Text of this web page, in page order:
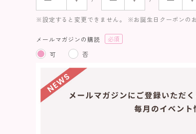
※設定すると変更できません。 ※お誕生日クーポンの
メールマガジンの購読
可 否